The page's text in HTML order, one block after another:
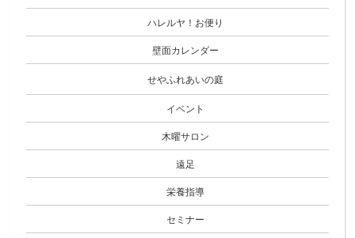
ハレルヤ！お便り
壁面カレンダー
せやふれあいの庭
イベント
木曜サロン
遠足
栄養指導
セミナー